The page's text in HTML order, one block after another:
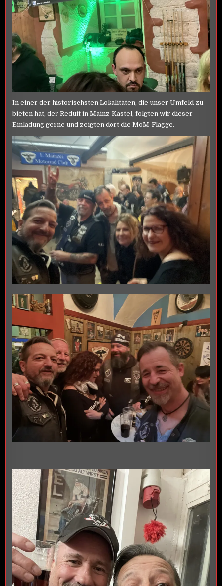
In einer der historischsten Lokalitäten, die unser Umfeld zu
bieten hat, der Reduit in Mainz-Kastel, folgten wir dieser
Einladung gerne und zeigten dort die MoM-Flagge.